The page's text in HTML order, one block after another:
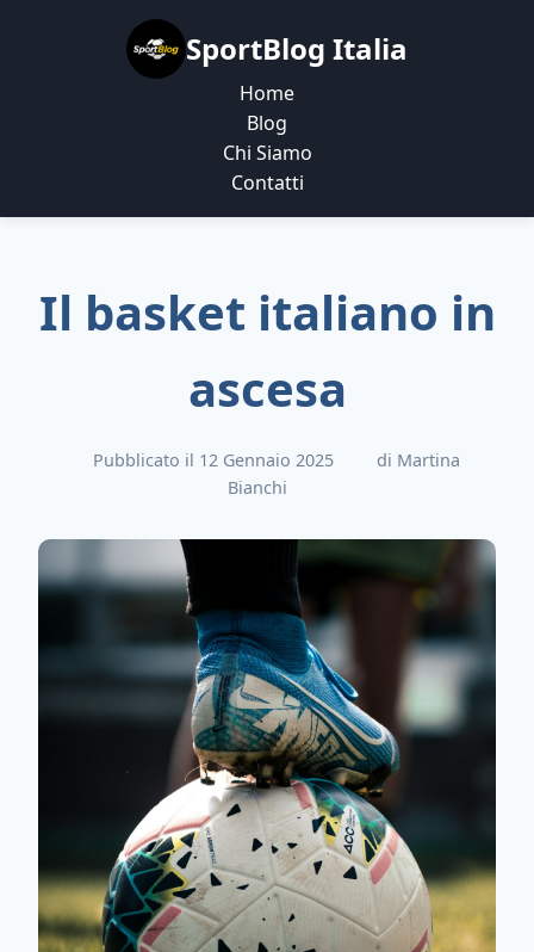
SportBlog Italia
Home
Blog
Chi Siamo
Contatti
Il basket italiano in
ascesa
Pubblicato il 12 Gennaio 2025
di Martina
Bianchi